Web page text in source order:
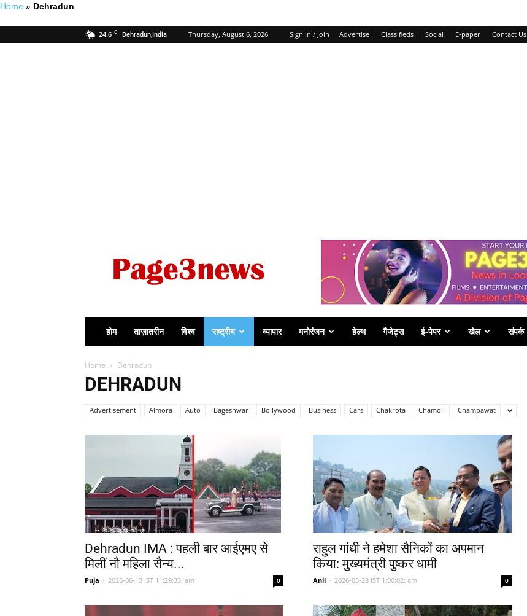
Home » Dehradun
24.6 C Dehradun,India Thursday, August 6, 2026 Sign in / Join Advertise Classifieds Social E-paper Contact Us
Three
होम ताज़ातरीन विश्व राष्ट्रीय व्यापार मनोरंजन हेल्थ गैजेट्स ई-पेपर खेल संपर्क
Home Dehradun
DEHRADUN
Advertisement Almora Auto Bageshwar Bollywood Business Cars Chakrota Chamoli Champawat
Dehradun IMA : पहली बार आईएमए से
मिलीं नौ महिला सैन्य...
Puja - 2026-06-13 IST 11:29:33: am 0
राहुल गांधी ने हमेशा सैनिकों का अपमान
किया: मुख्यमंत्री पुष्कर धामी
Anil - 2026-05-28 IST 1:00:02: am 0